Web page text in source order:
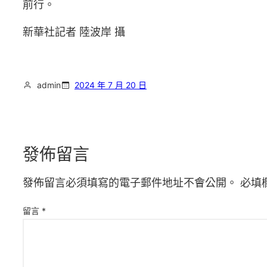
前行。
新華社記者 陸波岸 攝
admin 2024 年 7 月 20 日
發佈留言
發佈留言必須填寫的電子郵件地址不會公開。 必填
留言 *